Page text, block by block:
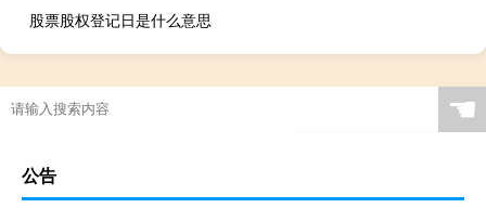
股票股权登记日是什么意思
☚
公告